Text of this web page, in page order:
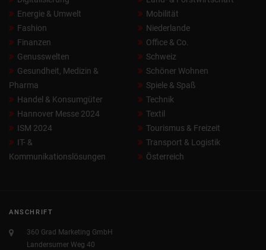
Energie & Umwelt
Fashion
Finanzen
Genusswelten
Gesundheit, Medizin &
Pharma
Handel & Konsumgüter
Hannover Messe 2024
ISM 2024
IT- &
Kommunikationslösungen
Mobilität
Niederlande
Office & Co.
Schweiz
Schöner Wohnen
Spiele & Spaß
Technik
Textil
Tourismus & Freizeit
Transport & Logistik
Österreich
ANSCHRIFT
360 Grad Marketing GmbH
Landersumer Weg 40